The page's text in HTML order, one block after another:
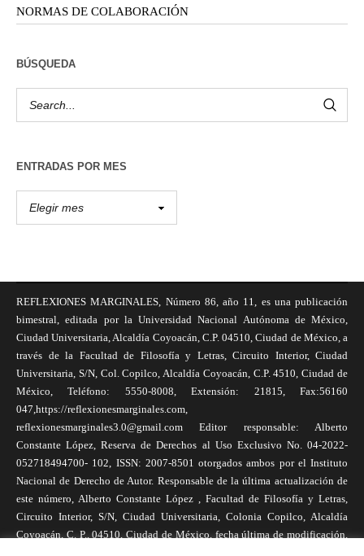
NORMAS DE COLABORACIÓN
BÚSQUEDA
ENTRADAS POR MES
REFLEXIONES MARGINALES, Número 86, año 11, es una publicación
bimestral, editada por la Universidad Nacional Autónoma de México,
Ciudad Universitaria, Alcaldía Coyoacán, C.P. 04510, Ciudad de México, a
través de la Facultad de Filosofía y Letras, Circuito Interior, Ciudad
Universitaria, S/N, Col. Copilco, Alcaldía Coyoacán, C.P. 4510, Ciudad de
México, Teléfono: 5550-8008, Extensión: 21815, Fax:56160
047,https://reflexionesmarginales.com,
reflexionesmarginales3.0@gmail.com Editor responsable: Alberto
Constante López, Reserva de Derechos al Uso Exclusivo No. 04-2022-
052718494700- 102, ISSN: 2007-8501 otorgados ambos por el Instituto
Nacional de Derecho de Autor. Responsable de la última actualización de
este número, Alberto Constante López , Facultad de Filosofía y Letras,
Circuito Interior, S/N, Ciudad Universitaria, Colonia Copilco, Alcaldía
Coyoacán, C. P., 04510, Ciudad de México, fecha última de modificación,